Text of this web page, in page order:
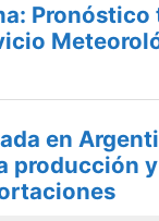
en
producción